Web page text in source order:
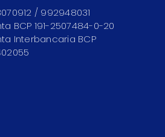
/ 992948031
BCP 191-2507484-0-20
Interbancaria BCP